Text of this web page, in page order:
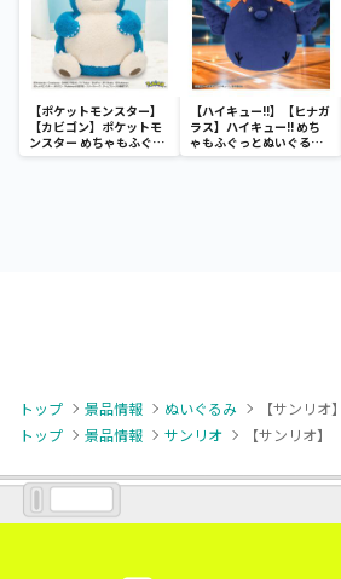
【ポケットモンスター】
【カビゴン】ポケットモ
ンスター めちゃもふぐっ
と ほっこりいやされぬい
【ハイキュー!!】【ヒナガ
ラス】ハイキュー!! めち
ゃもふぐっとぬいぐるみ
～ヒナガラス～
トップ 景品情報 ぬいぐるみ
トップ
景品情報 サンリオ